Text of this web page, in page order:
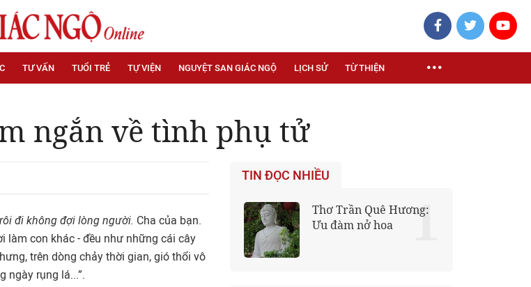
TƯ VẤN TUỔI TRẺ TỰ VIỆN NGUYỆT SAN GIÁC NGỘ LỊCH SỬ TỪ THIỆN
ngắn về tình phụ tử
đi không đợi lòng người. Cha của bạn.
làm con khác - đều như những cái cây
trên dòng chảy thời gian, gió thổi vô
ngày rụng lá...”.
TIN ĐỌC NHIỀU
Thơ Trần Quê Hương:
Ưu đàm nở hoa
1